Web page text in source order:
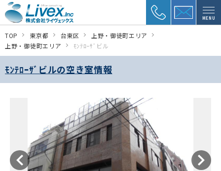
MENU
TOP 東京都 台東区
上野・御徒町エリア
上野・御徒町エリア
ﾓﾝﾃﾛｰｻﾞビル
ﾓﾝﾃﾛｰｻﾞビルの空き室情報